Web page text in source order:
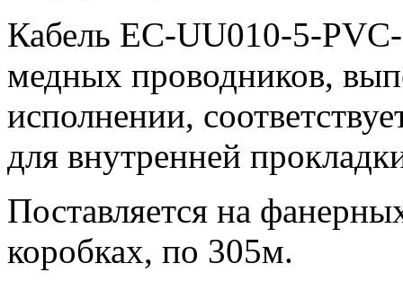
Кабель EC-UU010-5-
медных проводников,
исполнении,
для внутренней
Поставляется на
коробках, по 305м.